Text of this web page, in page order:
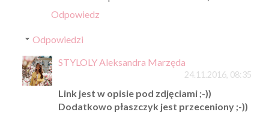
Odpowiedz
Odpowiedzi
STYLOLY Aleksandra Marzęda
24.11.2016, 08:35
Link jest w opisie pod zdjęciami ;-))
Dodatkowo płaszczyk jest przeceniony ;-))